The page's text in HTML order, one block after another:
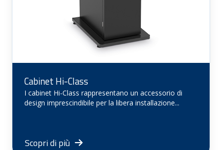
Cabinet Hi-Class
I cabinet Hi-Class rappresentano un accessorio di
design imprescindibile per la libera installazione...
Scopri di più